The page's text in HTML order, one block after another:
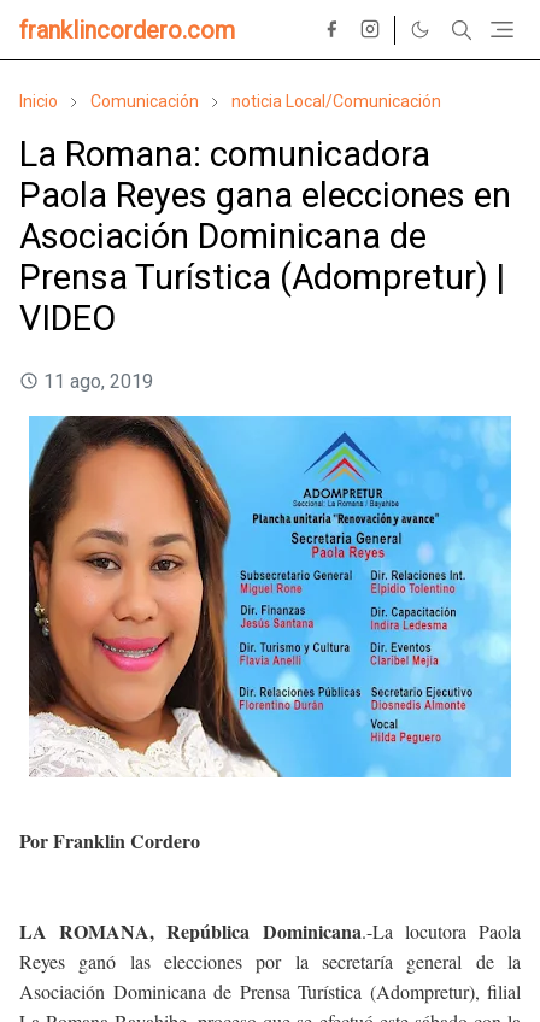
franklincordero.com
Inicio Comunicación noticia Local/Comunicación
La Romana: comunicadora
Paola Reyes gana elecciones en
Asociación Dominicana de
Prensa Turística (Adompretur) |
VIDEO
11 ago, 2019
Por Franklin Cordero
LA ROMANA, República Dominicana.-La locutora Paola
Reyes ganó las elecciones por la secretaría general de la
Asociación Dominicana de Prensa Turística (Adompretur), filial